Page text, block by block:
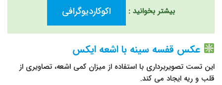
بیشتر بخوانید : اکوکاردیوگرافی
عکس قفسه سینه با اشعه ایکس
این تست تصویربرداری با استفاده از میزان کمی اشعه، تصاویری از
قلب و ریه ایجاد می کند.